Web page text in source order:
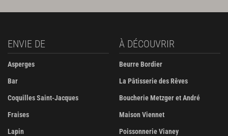
ENVIE DE
Asperges
Bar
Coquilles Saint-Jacques
Fraises
Lapin
À DÉCOUVRIR
Beurre Bordier
La Pâtisserie des Rêves
Boucherie Metzger et André
Maison Viennet
Poissonnerie Vianey